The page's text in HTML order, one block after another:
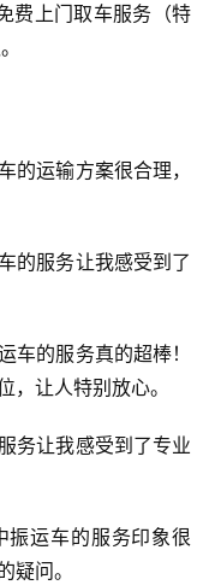
费上门取车服务（特
的运输方案很合理，
的服务让我感受到了
车的服务真的超棒！
，让人特别放心。
务让我感受到了专业
振运车的服务印象很
疑问。